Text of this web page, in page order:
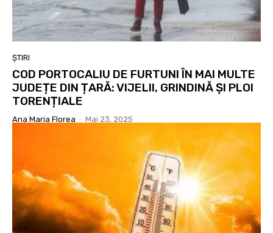
ȘTIRI
COD PORTOCALIU DE FURTUNI ÎN MAI MULTE
JUDEȚE DIN ȚARĂ: VIJELII, GRINDINĂ ȘI PLOI
TORENȚIALE
Ana Maria Florea - Mai 23, 2025